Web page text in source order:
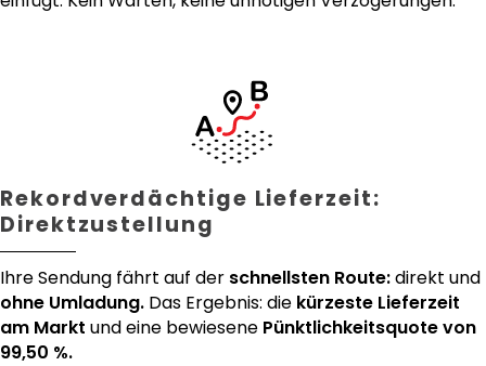
Rekordverdächtige Lieferzeit:
Direktzustellung
Ihre Sendung fährt auf der schnellsten Route:direkt und
ohne Umladung. Das Ergebnis: die kürzeste Lieferzeit
am Markt und eine bewiesene Pünktlichkeitsquote von
99,50 %.